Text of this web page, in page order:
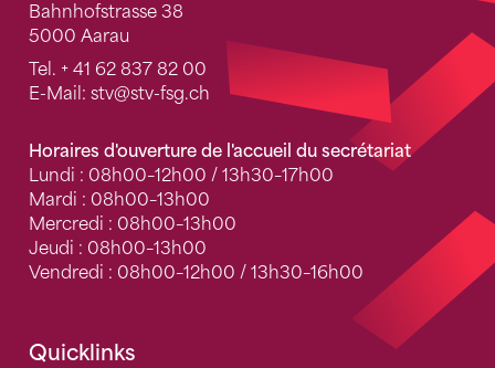
Bahnhofstrasse 38
5000 Aarau
Tel. + 41 62 837 82 00
E-Mail: stv@stv-fsg.ch
Horaires d'ouverture de l'accueil du secrétariat
Lundi : 08h00–12h00 / 13h30–17h00
Mardi : 08h00–13h00
Mercredi : 08h00–13h00
Jeudi : 08h00–13h00
Vendredi : 08h00–12h00 / 13h30–16h00
Quicklinks